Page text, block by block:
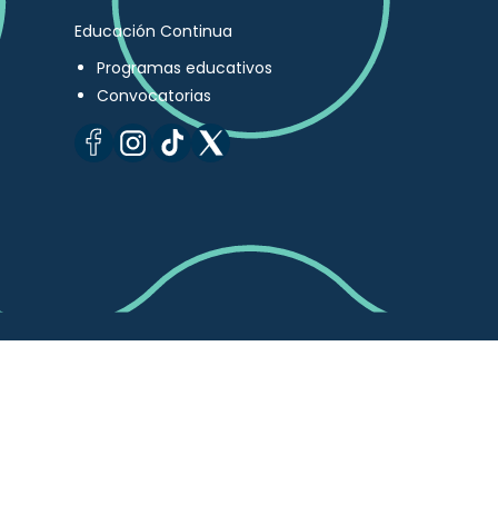
Educación Continua
Programas educativos
Convocatorias